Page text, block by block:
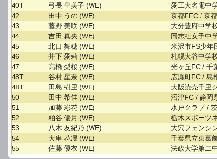
40T
弓長 皇美子 (WE)
愛工大名電中
42
田中 うの (WE)
京都FFC / 京
43
藤野 美咲 (WE)
大分豊府中学
44
吉田 真央 (WE)
同志社女子中
45
北口 舞穂 (WE)
米沢市FS少年
46
井下 愛莉 (WE)
札幌大谷中学
47
高橋 梨桜 (WE)
光ヶ丘FC / 千
48T
谷村 星奈 (WE)
広瀬町FC / 島
48T
田島 樹里 (WE)
大阪読売千里
50
田中 希佳 (WE)
沼津FC / 静岡
51
加藤 彩花 (WE)
水戸クラブ /
52
粕谷 優月 (WE)
栃木スポーツ
53
八木 友紀乃 (WE)
大穴フェンシ
54
大串 花凜 (WE)
千葉県立東葛
55
佐藤 優衣 (WE) 法政大学第二